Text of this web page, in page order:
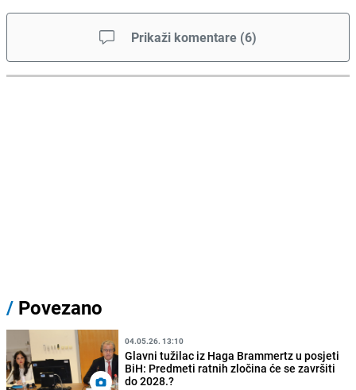
Prikaži komentare (6)
/ Povezano
04.05.26. 13:10
Glavni tužilac iz Haga Brammertz u posjeti
BiH: Predmeti ratnih zločina će se završiti
do 2028.?